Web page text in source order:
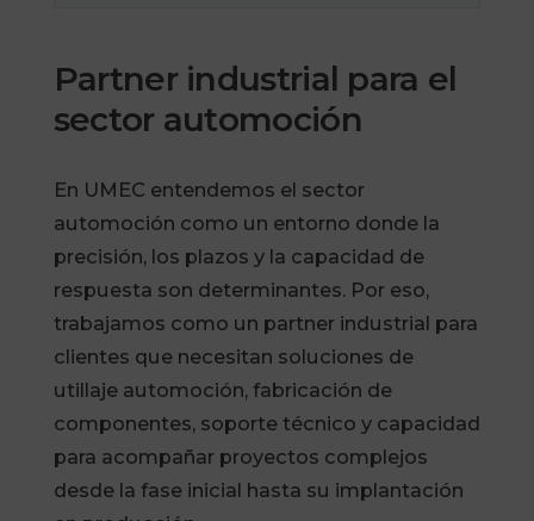
Partner industrial para el
sector automoción
En UMEC entendemos el sector
automoción como un entorno donde la
precisión, los plazos y la capacidad de
respuesta son determinantes. Por eso,
trabajamos como un partner industrial para
clientes que necesitan soluciones de
utillaje automoción, fabricación de
componentes, soporte técnico y capacidad
para acompañar proyectos complejos
desde la fase inicial hasta su implantación